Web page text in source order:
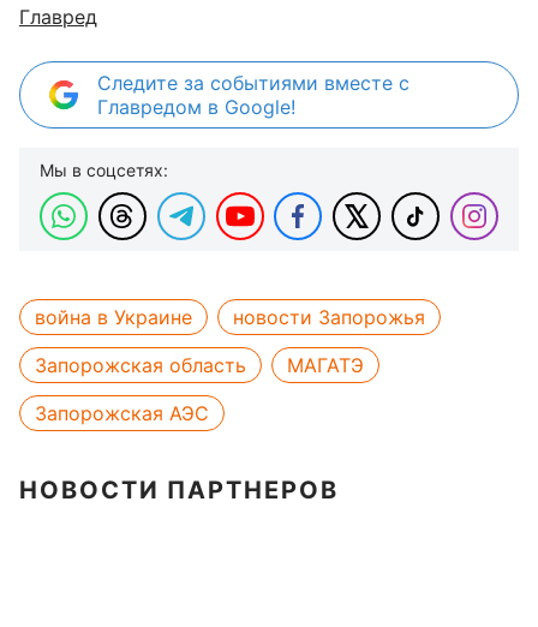
Главред
Следите за событиями вместе с
Главредом в Google!
Мы в соцсетях:
война в Украине
новости Запорожья
Запорожская область
МАГАТЭ
Запорожская АЭС
НОВОСТИ ПАРТНЕРОВ